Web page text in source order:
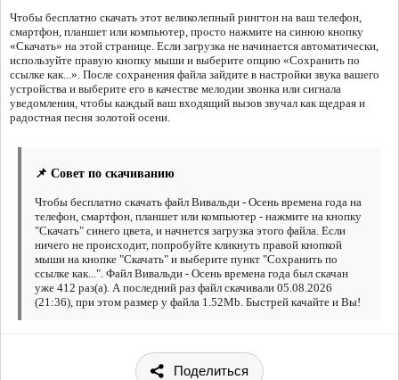
Чтобы бесплатно скачать этот великолепный рингтон на ваш телефон,
смартфон, планшет или компьютер, просто нажмите на синюю кнопку
«Скачать» на этой странице. Если загрузка не начинается автоматически,
используйте правую кнопку мыши и выберите опцию «Сохранить по
ссылке как...». После сохранения файла зайдите в настройки звука вашего
устройства и выберите его в качестве мелодии звонка или сигнала
уведомления, чтобы каждый ваш входящий вызов звучал как щедрая и
радостная песня золотой осени.
📌 Совет по скачиванию
Чтобы бесплатно скачать файл Вивальди - Осень времена года на
телефон, смартфон, планшет или компьютер - нажмите на кнопку
"Скачать" синего цвета, и начнется загрузка этого файла. Если
ничего не происходит, попробуйте кликнуть правой кнопкой
мыши на кнопке "Скачать" и выберите пункт "Сохранить по
ссылке как...". Файл Вивальди - Осень времена года был скачан
уже 412 раз(а). А последний раз файл скачивали 05.08.2026
(21:36), при этом размер у файла 1.52Mb. Быстрей качайте и Вы!
Поделиться